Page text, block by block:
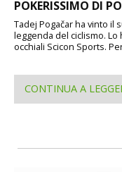
POKERISSIMO DI
Tadej Pogačar ha vinto il
leggenda del ciclismo.
occhiali Scicon Sports.
CONTINUA A